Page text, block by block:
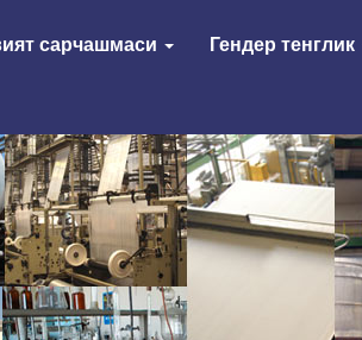
сарчашмаси Гендер тенглик